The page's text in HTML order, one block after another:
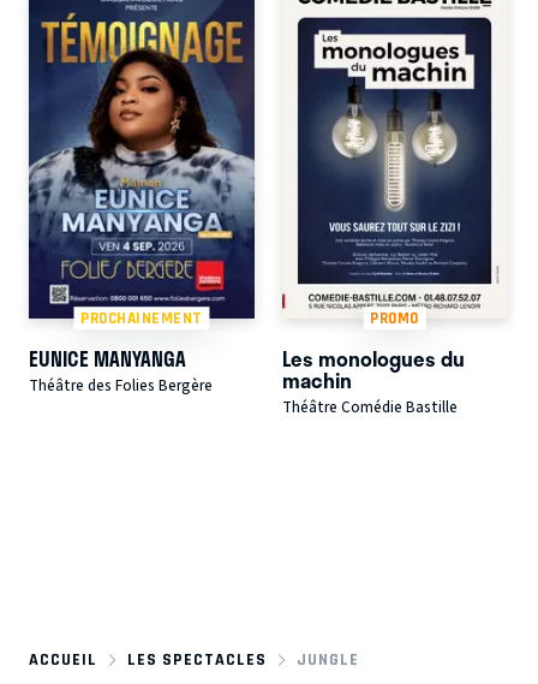
PROCHAINEMENT
EUNICE MANYANGA
Théâtre des Folies Bergère
PROMO
Les monologues du
machin
Théâtre Comédie Bastille
ACCUEIL LES SPECTACLES JUNGLE